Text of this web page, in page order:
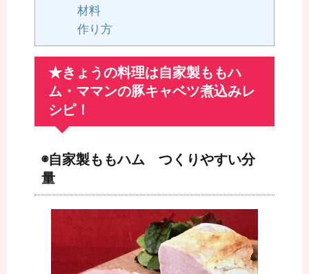
材料
作り方
★きょうの料理は自家製ももハ
ム・ママンの豚キャベツ煮込みレ
シピ！
◉自家製ももハム つくりやすい分
量